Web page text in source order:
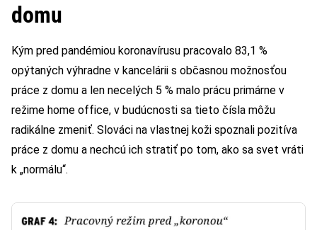
domu
Kým pred pandémiou koronavírusu pracovalo 83,1 %
opýtaných výhradne v kancelárii s občasnou možnosťou
práce z domu a len necelých 5 % malo prácu primárne v
režime home office, v budúcnosti sa tieto čísla môžu
radikálne zmeniť. Slováci na vlastnej koži spoznali pozitíva
práce z domu a nechcú ich stratiť po tom, ako sa svet vráti
k „normálu“.